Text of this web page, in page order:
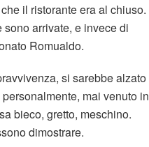
il ristorante era al chiuso.
arrivate, e invece di
Romualdo.
si sarebbe alzato
mai venuto in
bieco, gretto, meschino.
dimostrare.